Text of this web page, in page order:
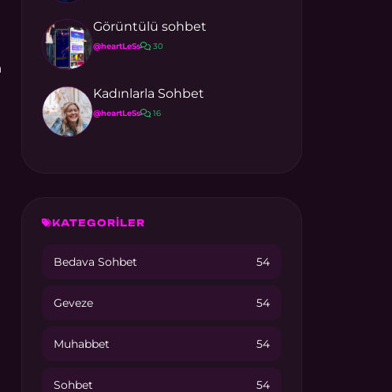
Görüntülü sohbet
@heartLeSs 30
Kadınlarla Sohbet
@heartLeSs 16
KATEGORİLER
Bedava Sohbet 54
Geveze 54
Muhabbet 54
Sohbet 54